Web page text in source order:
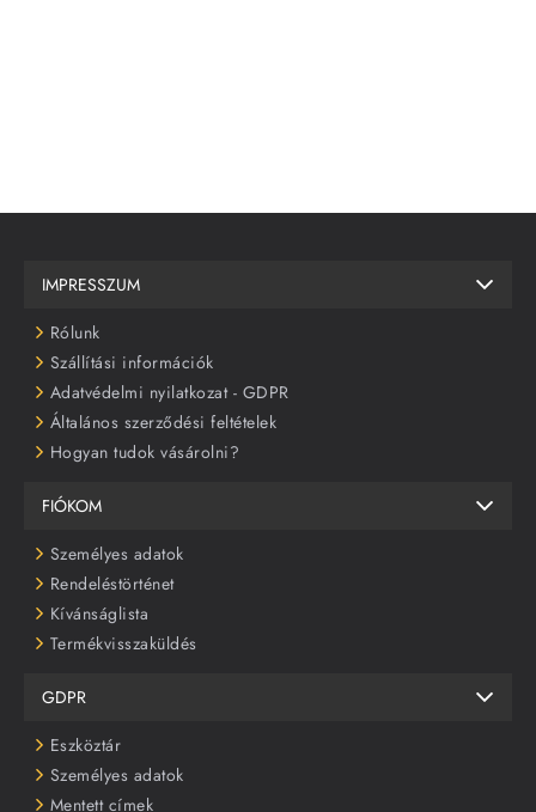
IMPRESSZUM
Rólunk
Szállítási információk
Adatvédelmi nyilatkozat - GDPR
Általános szerződési feltételek
Hogyan tudok vásárolni?
FIÓKOM
Személyes adatok
Rendeléstörténet
Kívánságlista
Termékvisszaküldés
GDPR
Eszköztár
Személyes adatok
Mentett címek